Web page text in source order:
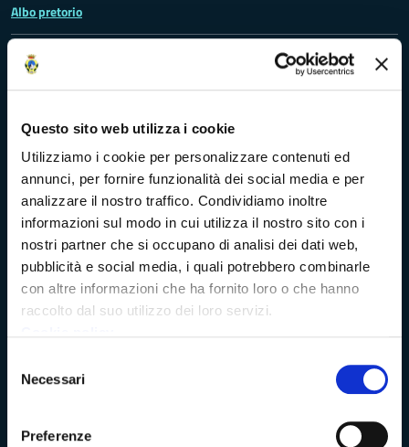
Questo sito web utilizza i cookie
Utilizziamo i cookie per personalizzare contenuti ed
annunci, per fornire funzionalità dei social media e per
analizzare il nostro traffico. Condividiamo inoltre
informazioni sul modo in cui utilizza il nostro sito con i
nostri partner che si occupano di analisi dei dati web,
pubblicità e social media, i quali potrebbero combinarle
con altre informazioni che ha fornito loro o che hanno
raccolto dal suo utilizzo dei loro servizi.
delNecessari
Preferenze
Albo pretorio
Bandi di concorso
Problemi di accessibilità
Dichiarazione di accessibilità
Vivere Massa-Carrara